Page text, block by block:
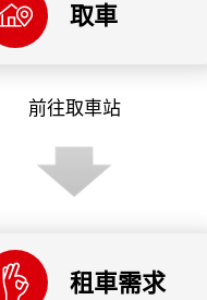
取車
前往取車站
租車需求